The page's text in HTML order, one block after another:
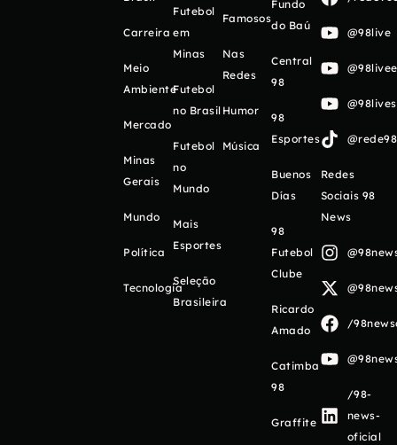
Carreira
Meio
Ambiente
Mercado
Minas
Gerais
Mundo
Política
Tecnologia
Futebol
em
Minas
Futebol
no Brasil
Futebol
no
Mundo
Mais
Esportes
Seleção
Brasileira
Famosos
Nas
Redes
Humor
Música
Fundo
do Baú
Central
98
98
Esportes
Buenos
Días
98
Futebol
Clube
Ricardo
Amado
Catimba
98
Graffite
@98live
Redes
Sociais 98
News
/
/98-
news-
oficial